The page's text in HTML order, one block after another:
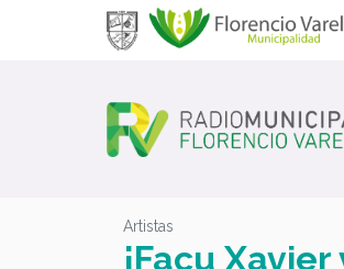
Artistas
¡Facu